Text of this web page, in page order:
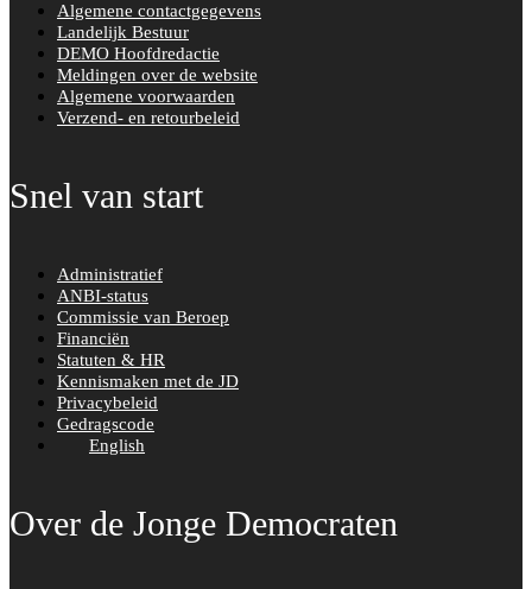
Algemene contactgegevens
Landelijk Bestuur
DEMO Hoofdredactie
Meldingen over de website
Algemene voorwaarden
Verzend- en retourbeleid
Snel van start
Administratief
ANBI-status
Commissie van Beroep
Financiën
Statuten & HR
Kennismaken met de JD
Privacybeleid
Gedragscode
English
Over de Jonge Democraten